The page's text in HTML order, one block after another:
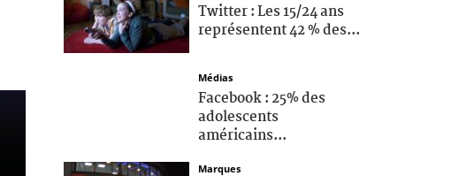
Twitter : Les 15/24 ans
représentent 42 % des...
Médias
Facebook : 25% des
adolescents
américains...
Marques